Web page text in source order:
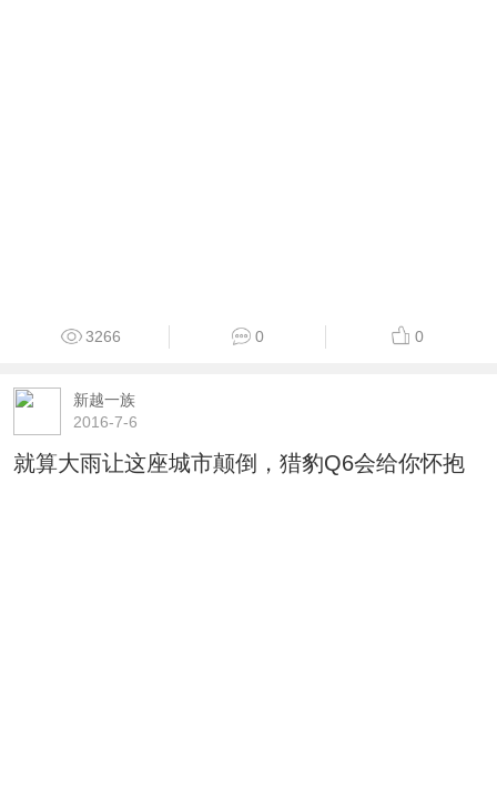
3266 0 0
新越一族
2016-7-6
就算大雨让这座城市颠倒，猎豹Q6会给你怀抱